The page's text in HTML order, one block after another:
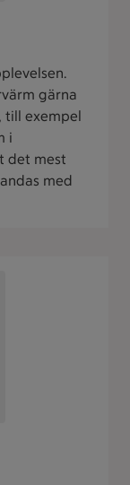
gärna
till exempel
i
det mest
med